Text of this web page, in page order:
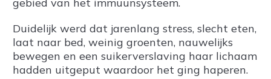
Duidelijk werd dat jarenlang stress, slecht eten,
laat naar bed, weinig groenten, nauwelijks
bewegen en een suikerverslaving haar lichaam
hadden uitgeput waardoor het ging haperen.